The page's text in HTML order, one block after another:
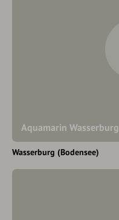
Aquamarin Wasserburg
Wasserburg (Bodensee)